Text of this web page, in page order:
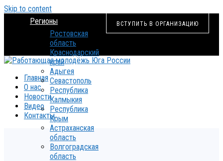
Skip to content
ВСТУПИТЬ В ОРГАНИЗАЦИЮ
Регионы
Ростовская
область
Краснодарский
край
Адыгея
Севастополь
Республика
Калмыкия
Республика
Крым
Астраханская
область
Волгоградская
область
Главная
О нас
Новости
Видео
Контакты